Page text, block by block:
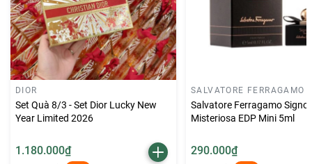
DIOR
Set Quà 8/3 - Set Dior Lucky New
Year Limited 2026
1.180.000₫
SALVATORE FERRAGAMO
Salvatore Ferragamo
Misteriosa EDP Mini 5ml
290.000₫